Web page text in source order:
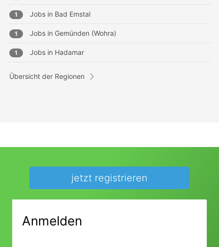
1 Jobs in Bad Emstal
1 Jobs in Gemünden (Wohra)
1 Jobs in Hadamar
Übersicht der Regionen
jetzt registrieren
Anmelden